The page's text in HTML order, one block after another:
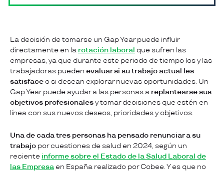
La decisión de tomarse un Gap Year puede influir
directamente en la rotación laboral que sufren las
empresas, ya que durante este periodo de tiempo los y las
trabajadoras pueden evaluar si su trabajo actual les
satisface o si desean explorar nuevas oportunidades. Un
Gap Year puede ayudar a las personas a replantearse sus
objetivos profesionalesy tomar decisiones que estén en
línea con sus nuevos deseos, prioridades y objetivos.
Una de cada tres personas ha pensado renunciar a su
trabajo por cuestiones de salud en 2024, según un
reciente informe sobre el Estado de la Salud Laboral de
las Empresa en España realizado por Cobee. Y es que no